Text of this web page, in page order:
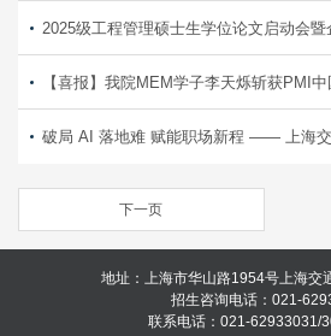
2025级工程管理硕士生学位论文启动会暨企业导师聘
【喜报】我院MEM学子李天烁斩获PMI中国“新锐项目管
破局 AI 落地难 赋能职场新程 —— 上海交大 MEM 行业研究社 AI 主
下一页
地址：上海市华山路1954号上海交
招生咨询电话：021-
联系电话：021-62933031/